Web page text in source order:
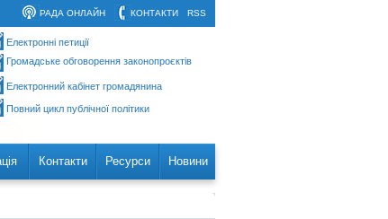
RSS
КОНТАКТИ
РАДА ОНЛАЙН
Електронні петиції
Громадське обговорення законопроєктів
Електронний кабінет громадянина
Повний цикл публічної політики
Контакти Ресурси Новини